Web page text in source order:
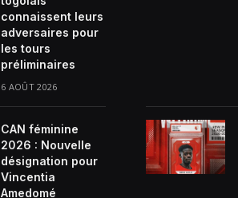
connaissent leurs
adversaires pour
les tours
préliminaires
6 AOÛT 2026
CAN féminine
2026 : Nouvelle
désignation pour
Vincentia
Amedomé